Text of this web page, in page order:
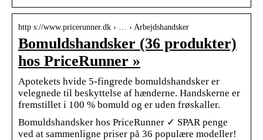
http s://www.pricerunner.dk › … › Arbejdshandsker
Bomuldshandsker (36 produkter)
hos PriceRunner »
Apotekets hvide 5-fingrede bomuldshandsker er
velegnede til beskyttelse af hænderne. Handskerne er
fremstillet i 100 % bomuld og er uden frøskaller.
Bomuldshandsker hos PriceRunner ✓ SPAR penge
ved at sammenligne priser på 36 populære modeller!